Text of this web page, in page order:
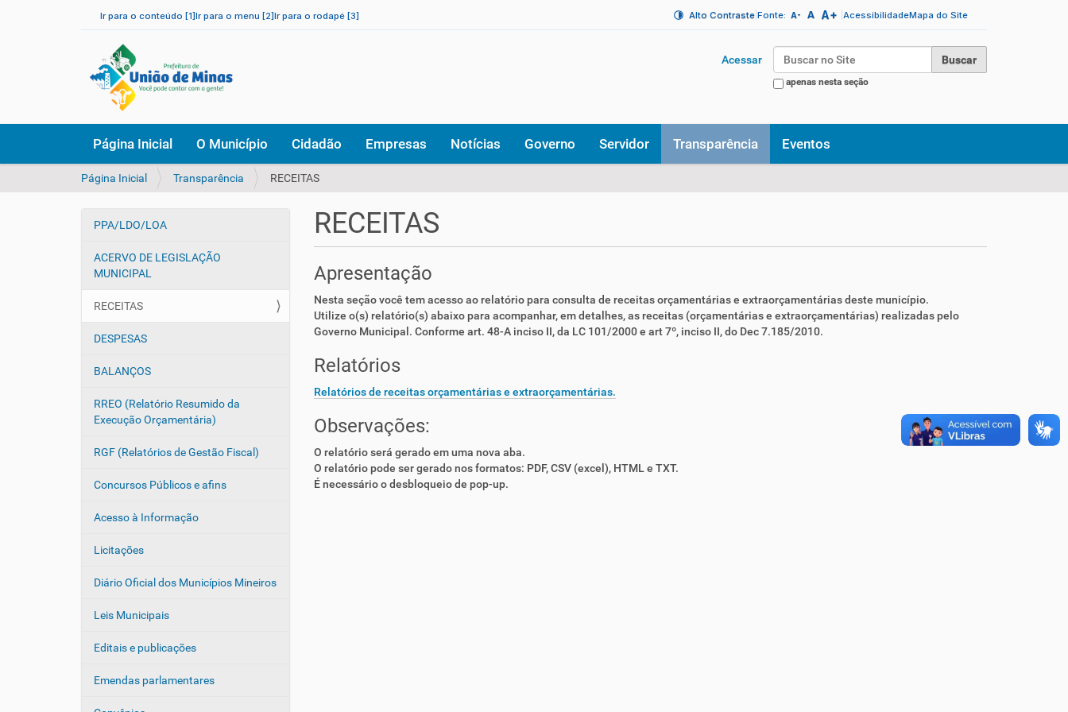
Ir para o conteúdo [1]Ir para o menu [2]Ir para o rodapé [3] Alto Contraste Fonte: A- A A+ AcessibilidadeMapa do Site
apenas nesta seção
Acessar
v
Página Inicial O Município Cidadão Empresas Notícias Governo Servidor Transparência Eventos
V
á
q
Página Inicial Transparência RECEITAS
N
v
e
g
ç
ã
PPA/LDO/LOA
ACERVO DE LEGISLAÇÃO
MUNICIPAL
RECEITAS
DESPESAS
BALANÇOS
RREO (Relatório Resumido da
Execução Orçamentária)
RGF (Relatórios de Gestão Fiscal)
Concursos Públicos e afins
Acesso à Informação
Licitações
Diário Oficial dos Municípios Mineiros
Leis Municipais
Editais e publicações
Emendas parlamentares
RECEITAS
Apresentação
Nesta seção você tem acesso ao relatório para consulta de receitas orçamentárias e extraorçamentárias deste município.
Utilize o(s) relatório(s) abaixo para acompanhar, em detalhes, as receitas (orçamentárias e extraorçamentárias) realizadas pelo
Governo Municipal. Conforme art. 48-A inciso II, da LC 101/2000 e art 7º, inciso II, do Dec 7.185/2010.
Relatórios
Relatórios de receitas orçamentárias e extraorçamentárias.
Observações:
O relatório será gerado em uma nova aba.
O relatório pode ser gerado nos formatos: PDF, CSV (excel), HTML e TXT.
É necessário o desbloqueio de pop-up.